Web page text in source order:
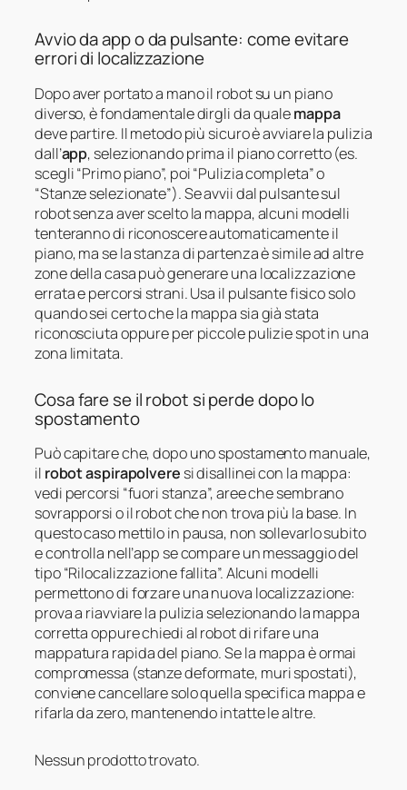
Avvio da app o da pulsante: come evitare
errori di localizzazione
Dopo aver portato a mano il robot su un piano
diverso, è fondamentale dirgli da qualemappa
deve partire. Il metodo più sicuro è avviare la pulizia
dall’app, selezionando prima il piano corretto (es.
scegli “Primo piano”, poi “Pulizia completa” o
“Stanze selezionate”). Se avvii dal pulsante sul
robot senza aver scelto la mappa, alcuni modelli
tenteranno di riconoscere automaticamente il
piano, ma se la stanza di partenza è simile ad altre
zone della casa può generare una localizzazione
errata e percorsi strani. Usa il pulsante fisico solo
quando sei certo che la mappa sia già stata
riconosciuta oppure per piccole pulizie spot in una
zona limitata.
Cosa fare se il robot si perde dopo lo
spostamento
Può capitare che, dopo uno spostamento manuale,
il robot aspirapolvere si disallinei con la mappa:
vedi percorsi “fuori stanza”, aree che sembrano
sovrapporsi o il robot che non trova più la base. In
questo caso mettilo in pausa, non sollevarlo subito
e controlla nell’app se compare un messaggio del
tipo “Rilocalizzazione fallita”. Alcuni modelli
permettono di forzare una nuova localizzazione:
prova a riavviare la pulizia selezionando la mappa
corretta oppure chiedi al robot di rifare una
mappatura rapida del piano. Se la mappa è ormai
compromessa (stanze deformate, muri spostati),
conviene cancellare solo quella specifica mappa e
rifarla da zero, mantenendo intatte le altre.
Nessun prodotto trovato.